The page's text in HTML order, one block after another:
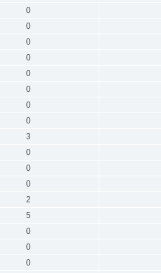
0
0
0
0
0
0
0
0
3
0
0
0
2
5
0
0
0